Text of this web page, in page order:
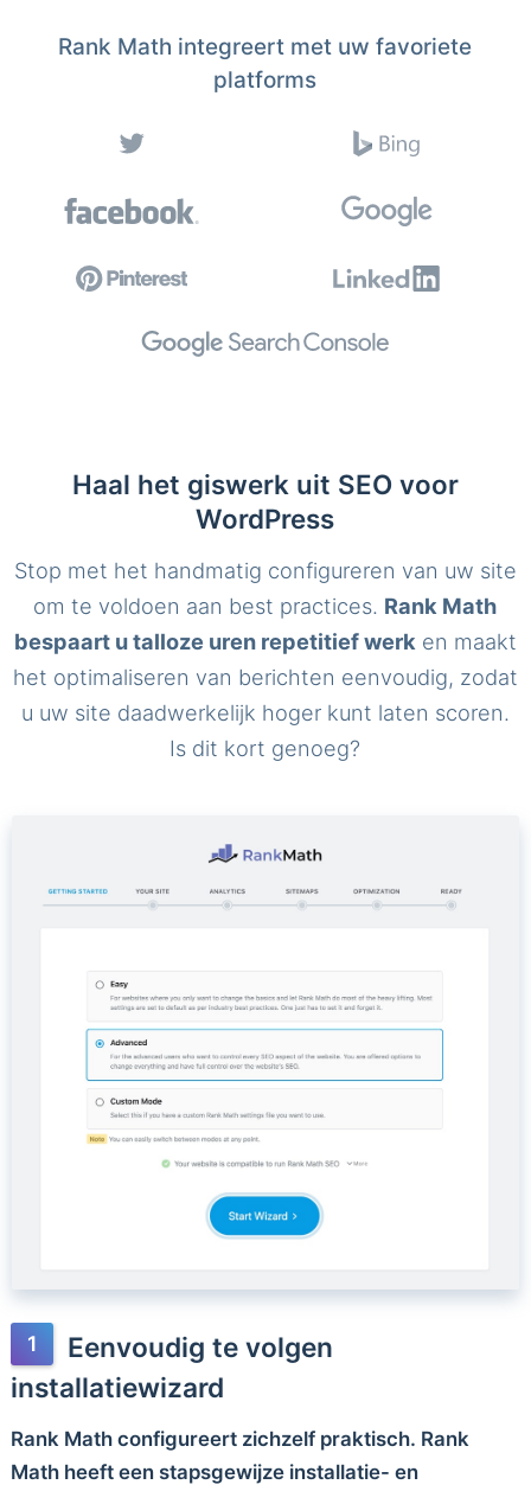
Rank Math integreert met uw favoriete
platforms
Haal het giswerk uit SEO voor
WordPress
Stop met het handmatig configureren van uw site
om te voldoen aan best practices. Rank Math
bespaart u talloze uren repetitief werk en maakt
het optimaliseren van berichten eenvoudig, zodat
u uw site daadwerkelijk hoger kunt laten scoren.
Is dit kort genoeg?
Eenvoudig te volgen
installatiewizard
Rank Math configureert zichzelf praktisch. Rank
Math heeft een stapsgewijze installatie- en